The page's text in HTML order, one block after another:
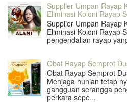
Supplier Umpan Rayap
Eliminasi Koloni Rayap
Supplier Umpan Rayap
Eliminasi Koloni Rayap
pengendalian rayap
Obat Rayap Semprot
Obat Rayap Semprot
Menjaga hunian tetap
gangguan serangga
perkara sepe...